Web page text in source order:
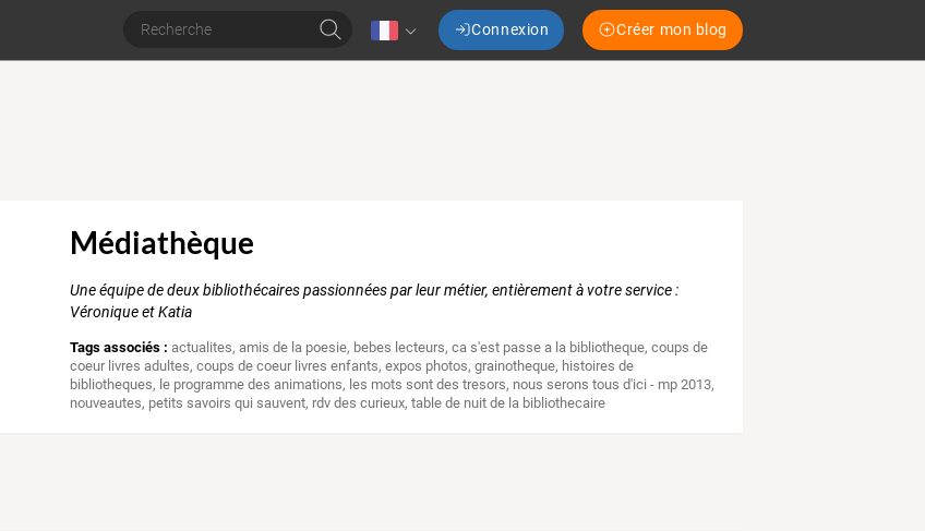
Connexion Créer mon blog
Médiathèque
Une équipe de deux bibliothécaires passionnées par leur métier, entièrement à votre service :
Véronique et Katia
Tags associés : actualites,amis de la poesie, bebes lecteurs,ca s'est passe a la bibliotheque,coups de
coeur livres adultes,coups de coeur livres enfants,expos photos,grainotheque, histoires de
bibliotheques, le programme des animations, les mots sont des tresors, nous serons tous d'ici - mp 2013,
nouveautes, petits savoirs qui sauvent, rdv des curieux,table de nuit de la bibliothecaire